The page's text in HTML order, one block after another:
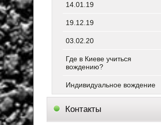
14.01.19
19.12.19
03.02.20
Где в Киеве учиться
вождению?
Индивидуальное вождение
Контакты